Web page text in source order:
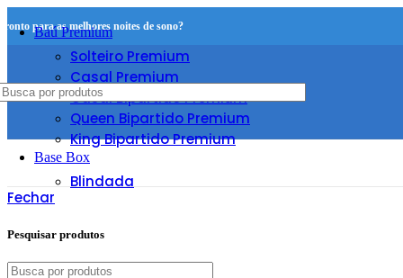
para as melhores noites de sono?
Baú Premium
Solteiro Premium
Casal Premium
Casal Bipartido Premium
Queen Bipartido Premium
King Bipartido Premium
Base Box
Blindada
Fechar
Pesquisar produtos